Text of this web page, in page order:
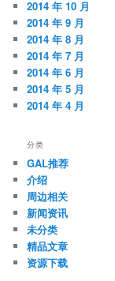
2014 年 10 月
2014 年 9 月
2014 年 8 月
2014 年 7 月
2014 年 6 月
2014 年 5 月
2014 年 4 月
分类
GAL推荐
介绍
周边相关
新闻资讯
未分类
精品文章
资源下载